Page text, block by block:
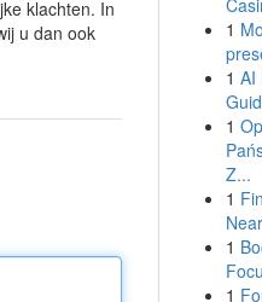
klachten. In
u dan ook
1
1 AI
1
Z...
1
1
1